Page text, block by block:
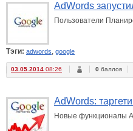
AdWords
Пользователи
Тэги: adwords, google
03.05.2014 08:26 0 баллов
AdWords:
Новые функционалы